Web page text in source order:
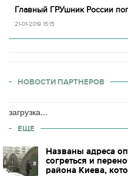
Главный ГРУшник России
21-01-2019 15:15
НОВОСТИ ПАРТНЕРОВ
загрузка...
ЕЩЕ
Названы адреса
согреться и
района Киева,